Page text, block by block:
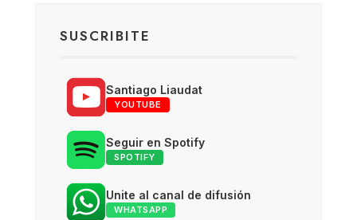
SUSCRIBITE
Santiago Liaudat
YOUTUBE
Seguir en Spotify
SPOTIFY
Unite al canal de difusión
WHATSAPP